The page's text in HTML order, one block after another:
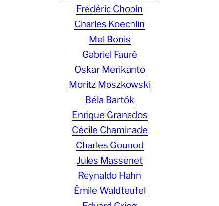
Frédéric Chopin
Charles Koechlin
Mel Bonis
Gabriel Fauré
Oskar Merikanto
Moritz Moszkowski
Béla Bartók
Enrique Granados
Cécile Chaminade
Charles Gounod
Jules Massenet
Reynaldo Hahn
Émile Waldteufel